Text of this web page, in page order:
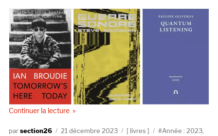
Continuer la lecturede « Trois livres en passant… »
Auteursection26
Publié
21 décembre 2023 Catégories
livres Étiquettes
Année : 2023,